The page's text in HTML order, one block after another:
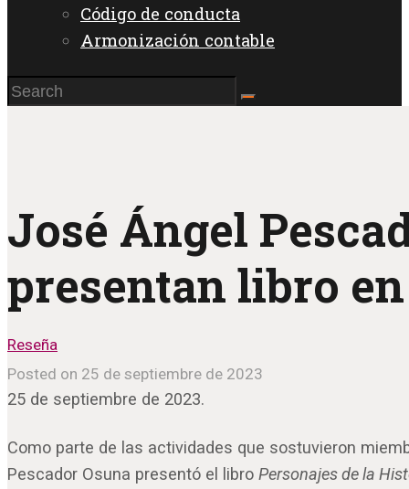
Código de conducta
Armonización contable
José Ángel
presentan libro
Reseña
Posted on 25 de septiembre de 2023
25 de septiembre de 2023.
Como parte de las actividades que sostuvieron
Pescador Osuna presentó el libro Personajes de la